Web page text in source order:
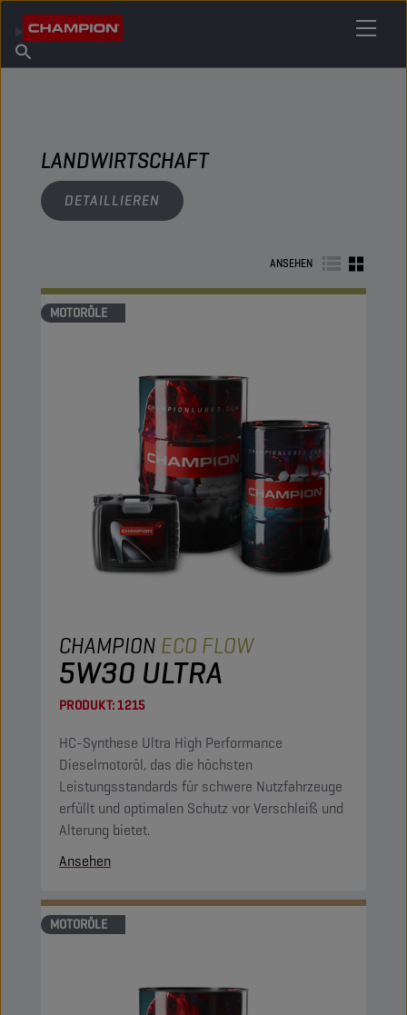
Über Champion
Händler finden
LANDWIRTSCHAFT
DETAILLIEREN
ANSEHEN
MOTORÖLE
CHAMPION ECO FLOW
5W30 ULTRA
PRODUKT:1215
HC-Synthese Ultra High Performance
Dieselmotoröl, das die höchsten
Leistungsstandards für schwere Nutzfahrzeuge
erfüllt und optimalen Schutz vor Verschleiß und
Alterung bietet.
Ansehen
MOTORÖLE